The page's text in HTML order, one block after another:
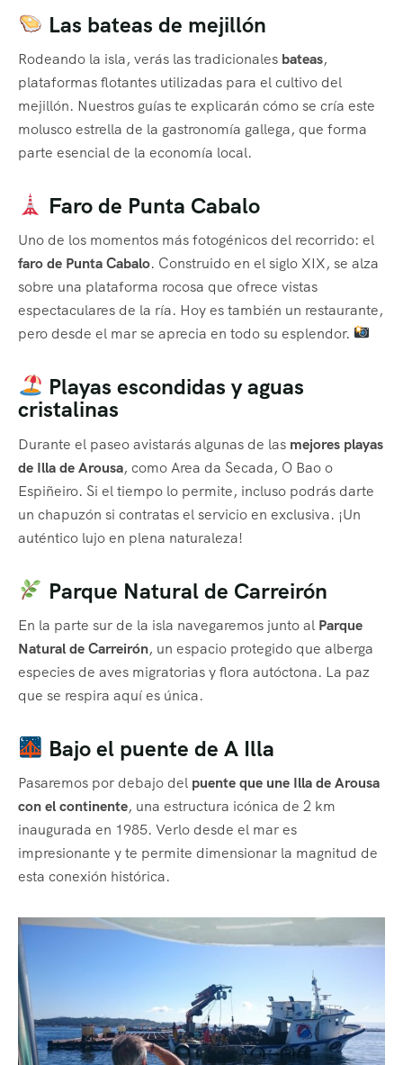
Las bateas de mejillón
Rodeando la isla, verás las tradicionales bateas,
plataformas flotantes utilizadas para el cultivo del
mejillón. Nuestros guías te explicarán cómo se cría este
molusco estrella de la gastronomía gallega, que forma
parte esencial de la economía local.
Faro de Punta Cabalo
Uno de los momentos más fotogénicos del recorrido: el
faro de Punta Cabalo. Construido en el siglo XIX, se alza
sobre una plataforma rocosa que ofrece vistas
espectaculares de la ría. Hoy es también un restaurante,
pero desde el mar se aprecia en todo su esplendor.
Playas escondidas y aguas
cristalinas
Durante el paseo avistarás algunas de las mejores playas
de Illa de Arousa, como Area da Secada, O Bao o
Espiñeiro. Si el tiempo lo permite, incluso podrás darte
un chapuzón si contratas el servicio en exclusiva. ¡Un
auténtico lujo en plena naturaleza!
Parque Natural de Carreirón
En la parte sur de la isla navegaremos junto al Parque
Natural de Carreirón, un espacio protegido que alberga
especies de aves migratorias y flora autóctona. La paz
que se respira aquí es única.
Bajo el puente de A Illa
Pasaremos por debajo del puente que une Illa de Arousa
con el continente, una estructura icónica de 2 km
inaugurada en 1985. Verlo desde el mar es
impresionante y te permite dimensionar la magnitud de
esta conexión histórica.